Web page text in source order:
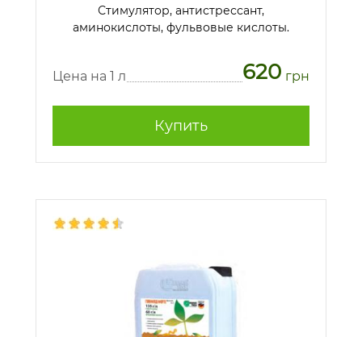
Стимулятор, антистрессант,
аминокислоты, фульвовые кислоты.
Цена на 1 л 620 грн
Купить